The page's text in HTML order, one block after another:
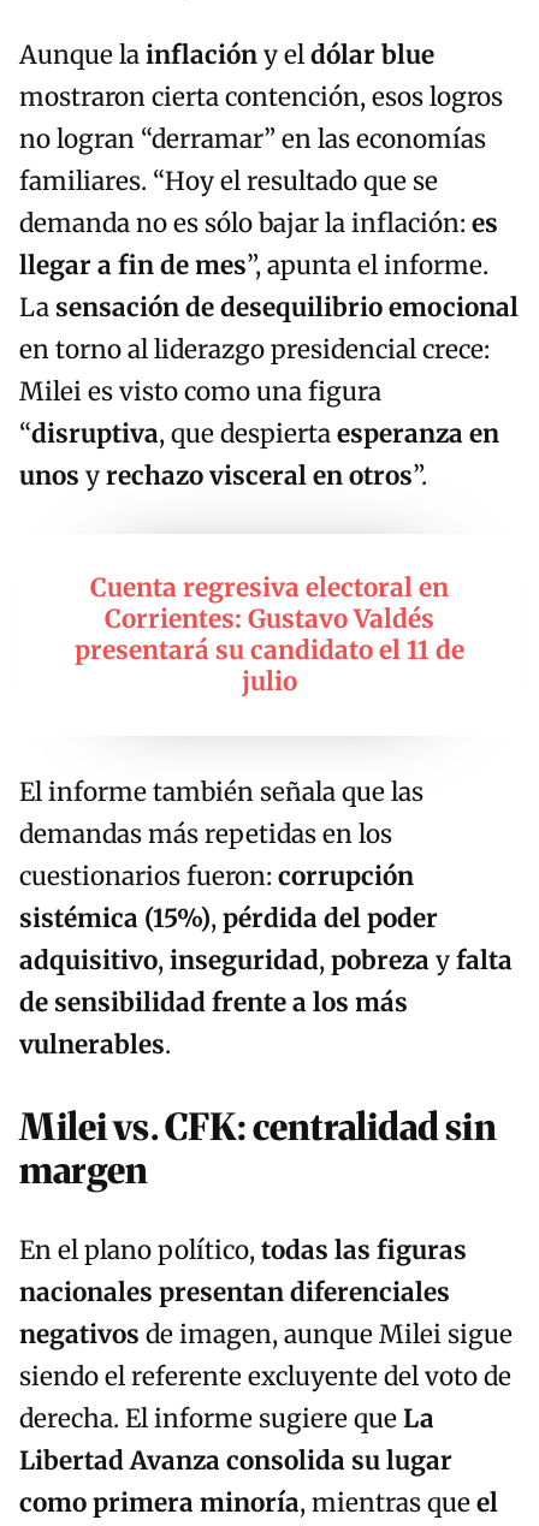
Aunque lainflacióny eldólar blue
mostraron cierta contención, esos logros
no logran “derramar” en las economías
familiares. “Hoy el resultado que se
demanda no es sólo bajar la inflación: es
llegar a fin de mes”, apunta el informe.
La sensación de desequilibrio emocional
en torno al liderazgo presidencial crece:
Milei es visto como una figura
“disruptiva, que despiertaesperanza en
unos yrechazo visceral en otros”.
Cuenta regresiva electoral en
Corrientes: Gustavo Valdés
presentará su candidato el 11 de
julio
El informe también señala que las
demandas más repetidas en los
cuestionarios fueron: corrupción
sistémica (15%),pérdida del poder
adquisitivo,inseguridad,pobrezayfalta
de sensibilidad frente a los más
vulnerables.
Milei vs. CFK: centralidad sin
margen
En el plano político,todas las figuras
nacionales presentan diferenciales
negativos de imagen, aunque Milei sigue
siendo el referente excluyente del voto de
derecha. El informe sugiere queLa
Libertad Avanza consolida su lugar
como primera minoría, mientras queel